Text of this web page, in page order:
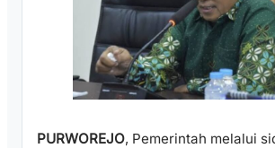
PURWOREJO, Pemerintah melalui